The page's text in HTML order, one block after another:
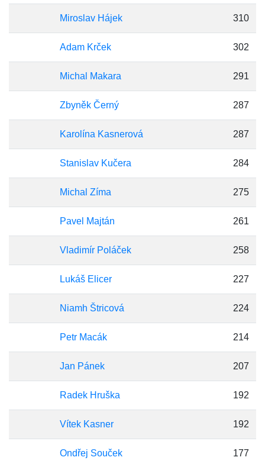
Miroslav Hájek 310
Adam Krček 302
Michal Makara 291
Zbyněk Černý 287
Karolína Kasnerová 287
Stanislav Kučera 284
Michal Zíma 275
Pavel Majtán 261
Vladimír Poláček 258
Lukáš Elicer 227
Niamh Štricová 224
Petr Macák 214
Jan Pánek 207
Radek Hruška 192
Vítek Kasner 192
Ondřej Souček 177